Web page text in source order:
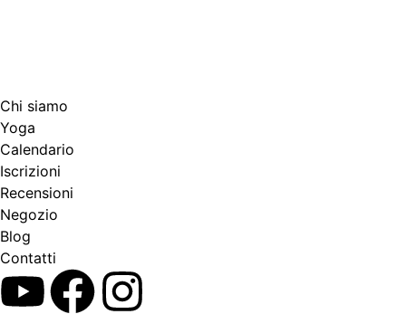
Chi siamo
Yoga
Calendario
Іscrizioni
Recensioni
Negozio
Blog
Contatti